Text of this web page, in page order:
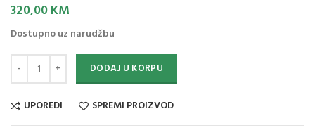
320,00KM
Dostupno uz narudžbu
DODAJ U KORPU
UPOREDI SPREMI PROIZVOD